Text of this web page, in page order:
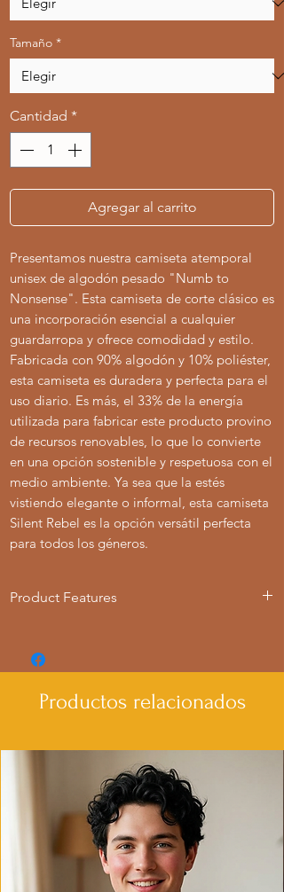
Tamaño *
Cantidad *
Agregar al carrito
Presentamos nuestra camiseta atemporal
unisex de algodón pesado "Numb to
Nonsense". Esta camiseta de corte clásico es
una incorporación esencial a cualquier
guardarropa y ofrece comodidad y estilo.
Fabricada con 90% algodón y 10% poliéster,
esta camiseta es duradera y perfecta para el
uso diario. Es más, el 33% de la energía
utilizada para fabricar este producto provino
de recursos renovables, lo que lo convierte
en una opción sostenible y respetuosa con el
medio ambiente. Ya sea que la estés
vistiendo elegante o informal, esta camiseta
Silent Rebel es la opción versátil perfecta
para todos los géneros.
Product Features
- Double-needle stitching for durability
- Made with garment-dyed fabric for a
soft texture
Care instructions
- Machine wash: cold (max 30C or 90F)
- Do not bleach
- Tumble dry: low heat
Productos relacionados